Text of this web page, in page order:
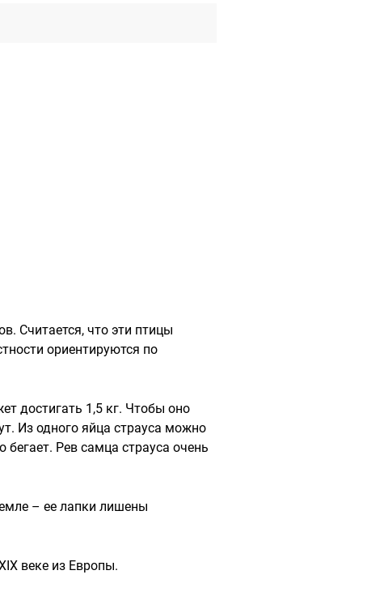
Считается, что эти птицы
ориентируются по
достигать 1,5 кг. Чтобы оно
Из одного яйца страуса можно
Рев самца страуса очень
– ее лапки лишены
веке из Европы.